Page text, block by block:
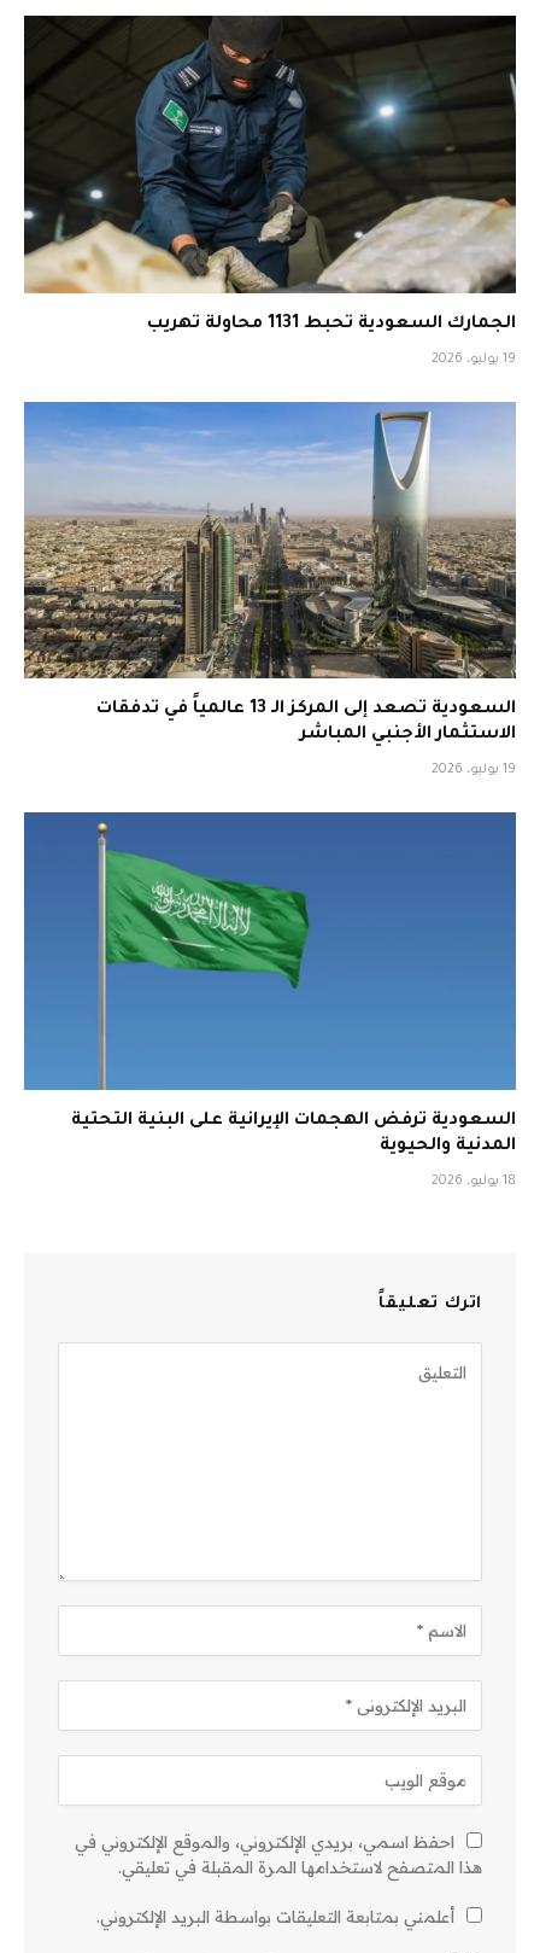
الجمارك السعودية تحبط 1131 محاولة تهريب
19 يوليو، 2026
السعودية تصعد إلى المركز الـ 13 عالمياً في تدفقات
الاستثمار الأجنبي المباشر
19 يوليو، 2026
السعودية ترفض الهجمات الإيرانية على البنية التحتية
المدنية والحيوية
18 يوليو، 2026
اترك تعليقاً
احفظ اسمي، بريدي الإلكتروني، والموقع الإلكتروني في
هذا المتصفح لاستخدامها المرة المقبلة في تعليقي.
أعلمني بمتابعة التعليقات بواسطة البريد الإلكتروني.